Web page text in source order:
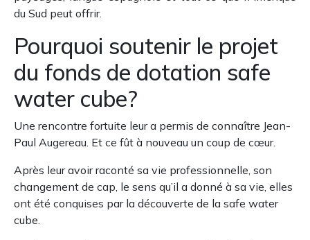
du Sud peut offrir.
Pourquoi soutenir le projet
du fonds de dotation safe
water cube?
Une rencontre fortuite leur a permis de connaître Jean-
Paul Augereau. Et ce fût à nouveau un coup de cœur.
Après leur avoir raconté sa vie professionnelle, son
changement de cap, le sens qu’il a donné à sa vie, elles
ont été conquises par la découverte de la safe water
cube.